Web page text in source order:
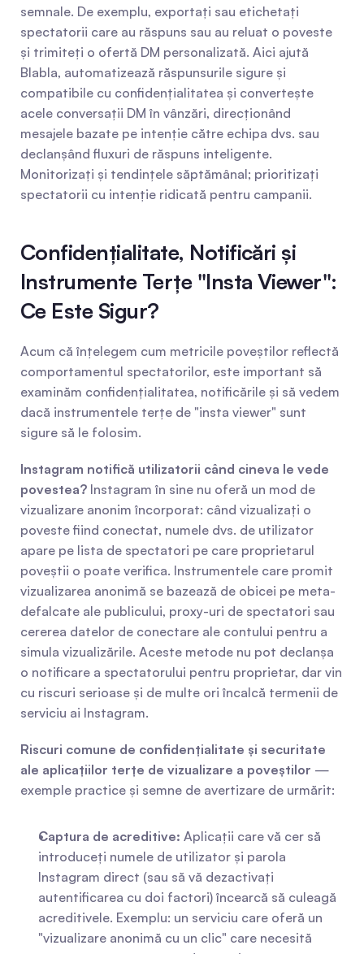
semnale. De exemplu, exportați sau etichetați
spectatorii care au răspuns sau au reluat o poveste
și trimiteți o ofertă DM personalizată. Aici ajută
Blabla, automatizează răspunsurile sigure și
compatibile cu confidențialitatea și convertește
acele conversații DM în vânzări, direcționând
mesajele bazate pe intenție către echipa dvs. sau
declanșând fluxuri de răspuns inteligente.
Monitorizați și tendințele săptămânal; prioritizați
spectatorii cu intenție ridicată pentru campanii.
Confidențialitate, Notificări și
Instrumente Terțe "Insta Viewer":
Ce Este Sigur?
Acum că înțelegem cum metricile poveștilor reflectă
comportamentul spectatorilor, este important să
examinăm confidențialitatea, notificările și să vedem
dacă instrumentele terțe de "insta viewer" sunt
sigure să le folosim.
Instagram notifică utilizatorii când cineva le vede
povestea? Instagram în sine nu oferă un mod de
vizualizare anonim încorporat: când vizualizați o
poveste fiind conectat, numele dvs. de utilizator
apare pe lista de spectatori pe care proprietarul
poveștii o poate verifica. Instrumentele care promit
vizualizarea anonimă se bazează de obicei pe meta-
defalcate ale publicului, proxy-uri de spectatori sau
cererea datelor de conectare ale contului pentru a
simula vizualizările. Aceste metode nu pot declanșa
o notificare a spectatorului pentru proprietar, dar vin
cu riscuri serioase și de multe ori încalcă termenii de
serviciu ai Instagram.
Riscuri comune de confidențialitate și securitate
ale aplicațiilor terțe de vizualizare a poveștilor —
exemple practice și semne de avertizare de urmărit:
Captura de acreditive: Aplicații care vă cer să
introduceți numele de utilizator și parola
Instagram direct (sau să vă dezactivați
autentificarea cu doi factori) încearcă să culeagă
acreditivele. Exemplu: un serviciu care oferă un
"vizualizare anonimă cu un clic" care necesită